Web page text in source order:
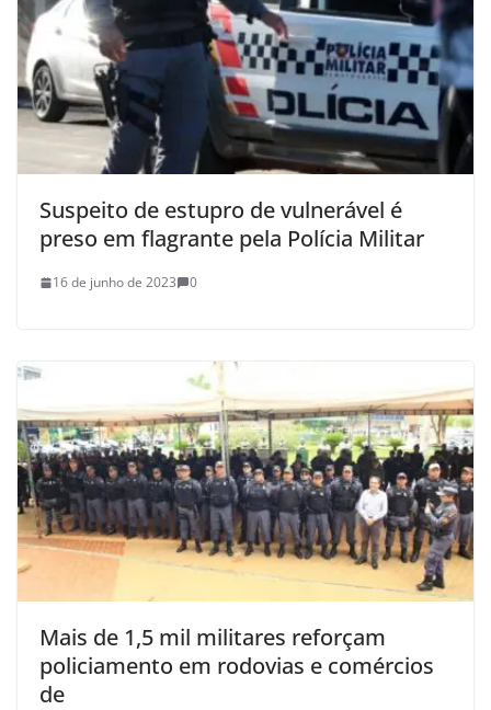
Suspeito de estupro de vulnerável é
preso em flagrante pela Polícia Militar
16 de junho de 2023 0
Mais de 1,5 mil militares reforçam
policiamento em rodovias e comércios
de